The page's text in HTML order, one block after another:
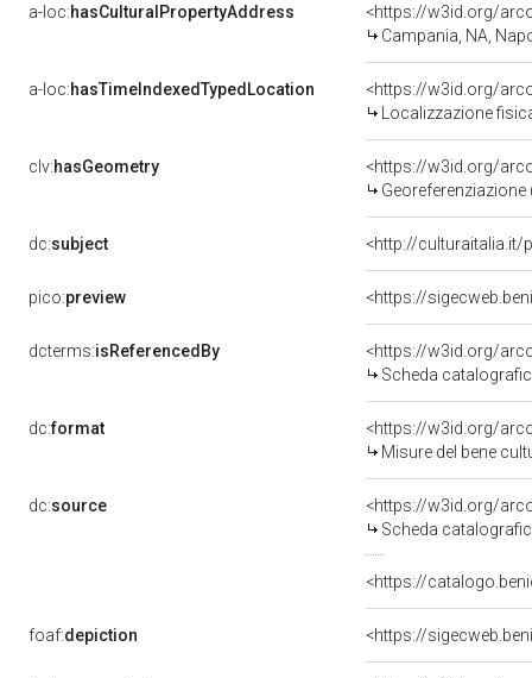
a-loc:hasCulturalPropertyAddress
<https://w3id.org/
Campania, NA,
a-loc:hasTimeIndexedTypedLocation
<https://w3id.org/
Localizzazione
clv:hasGeometry
<https://w3id.org/
dc:subject <http://culturaitalia.it/
pico:preview <https://
dcterms:isReferencedBy
<https://w3id.org/
Scheda
dc:format
<https://w3id.org/
Misure del bene
dc:source
<https://w3id.org/
Scheda
<https://
foaf:depiction <https://